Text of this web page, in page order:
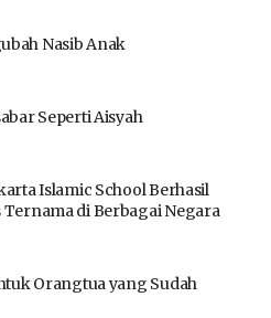
Nasib Anak
Seperti Aisyah
Islamic School Berhasil
di Berbagai Negara
Orangtua yang Sudah